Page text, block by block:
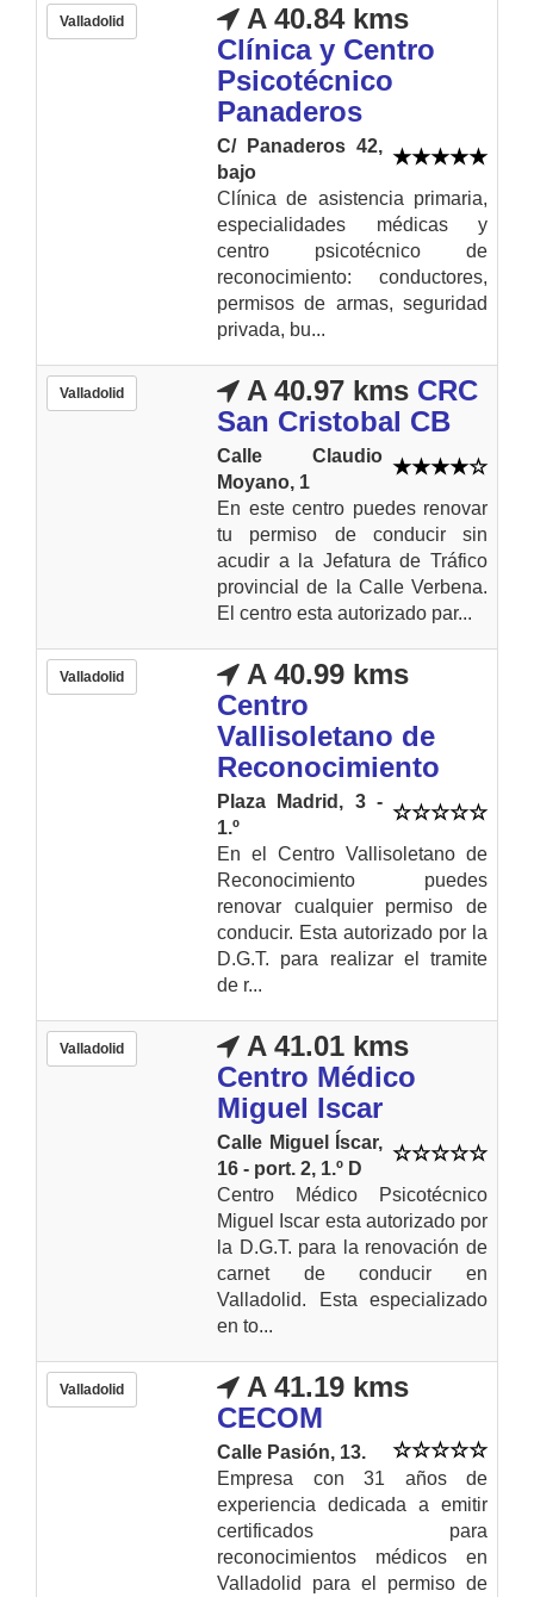
Valladolid
A 40.84 kms
Clínica y Centro
Psicotécnico
Panaderos
C/ Panaderos 42,
bajo
Clínica de asistencia primaria,
especialidades médicas y
centro psicotécnico de
reconocimiento: conductores,
permisos de armas, seguridad
privada, bu...
Valladolid A 40.97 kms CRC
San Cristobal CB
Calle Claudio
Moyano, 1
En este centro puedes renovar
tu permiso de conducir sin
acudir a la Jefatura de Tráfico
provincial de la Calle Verbena.
El centro esta autorizado par...
Valladolid
A 40.99 kms
Centro
Vallisoletano de
Reconocimiento
Plaza Madrid, 3 -
1.º
En el Centro Vallisoletano de
Reconocimiento puedes
renovar cualquier permiso de
conducir. Esta autorizado por la
D.G.T. para realizar el tramite
de r...
Valladolid
A 41.01 kms
Centro Médico
Miguel Iscar
Calle Miguel Íscar,
16 - port. 2, 1.º D
Centro Médico Psicotécnico
Miguel Iscar esta autorizado por
la D.G.T. para la renovación de
carnet de conducir en
Valladolid. Esta especializado
en to...
Valladolid
A 41.19 kms
CECOM
Calle Pasión, 13.
Empresa con 31 años de
experiencia dedicada a emitir
certificados para
reconocimientos médicos en
Valladolid para el permiso de